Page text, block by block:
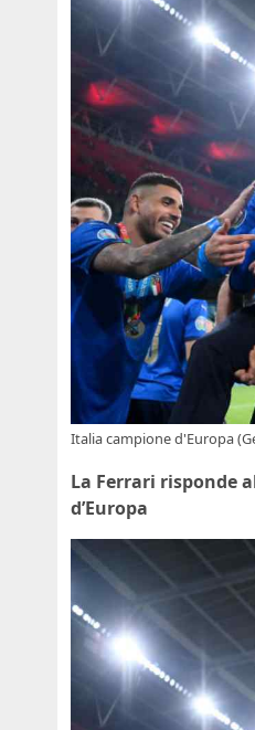
Italia campione d'Europa
La Ferrari risponde
d’Europa